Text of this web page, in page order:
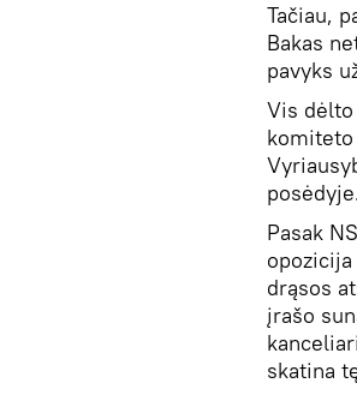
Tačiau,
Bakas
pavyks
Vis
Pasak
drąsos
įrašo
skatina